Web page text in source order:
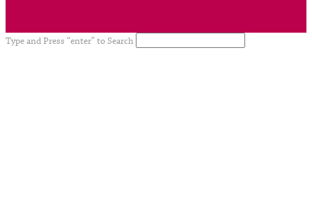
Type and Press “enter” to Search